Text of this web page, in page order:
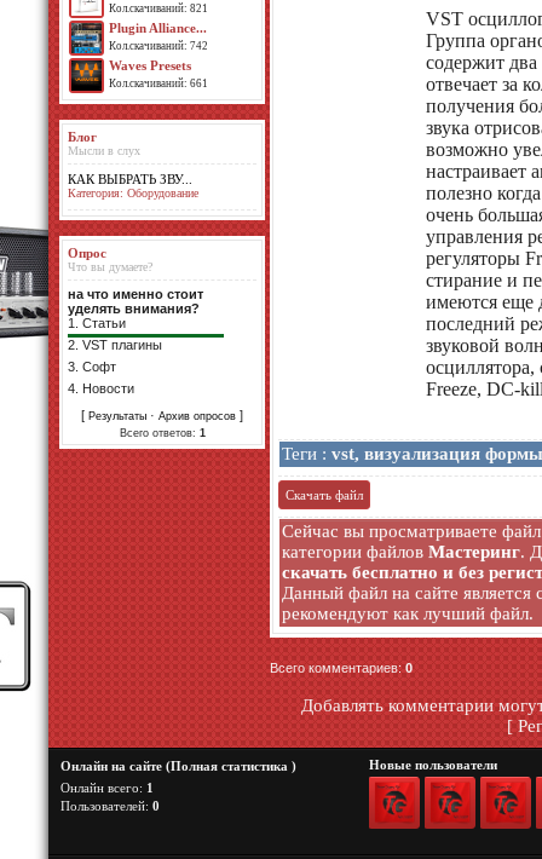
Кол.скачиваний: 821
Plugin Alliance...
Кол.скачиваний: 742
Waves Presets
Кол.скачиваний: 661
Блог
Мысли в слух
КАК ВЫБРАТЬ ЗВУ...
Категория: Оборудование
Опрос
Что вы думаете?
на что именно стоит
уделять внимания?
1. Статьи
2. VST плагины
3. Софт
4. Новости
[ Результаты · Архив опросов ]
Всего ответов: 1
VST
Группа
содержит
отвечает за
получения
звука
возможно
настраивает
полезно
очень
управления
регуляторы
стирание и
имеются еще
последний
звуковой
Freeze, DC-
Теги : vst, визуализация
Скачать файл
Сейчас вы просматриваете
категории файлов Мастеринг.
скачать бесплатно и без
Данный файл на сайте
рекомендуют как лучший файл.
Всего комментариев:0
Добавлять комментарии
[
Онлайн на сайте (Полная статистика )
Онлайн всего: 1
Пользователей: 0
Новые пользователи